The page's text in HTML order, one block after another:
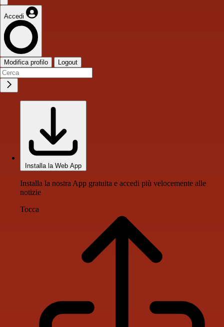
Accedi
Modifica profilo Logout
Installa la Web App
Installa la nostra App gratuita e accedi più velocemente alle
notizie
Tocca